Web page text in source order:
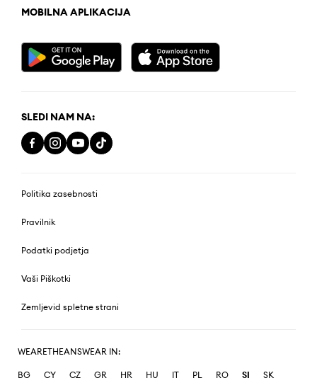
MOBILNA APLIKACIJA
SLEDI NAM NA:
Politika zasebnosti
Pravilnik
Podatki podjetja
Vaši Piškotki
Zemljevid spletne strani
WEARETHEANSWEAR IN:
BG CY CZ GR HR HU IT PL RO SI SK